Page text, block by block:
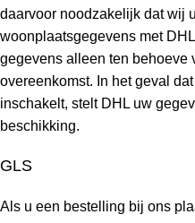
daarvoor noodzakelijk dat wij
woonplaatsgegevens met
gegevens alleen ten behoeve
overeenkomst. In het geval
inschakelt, stelt DHL uw
beschikking.
GLS
Als u een bestelling bij ons